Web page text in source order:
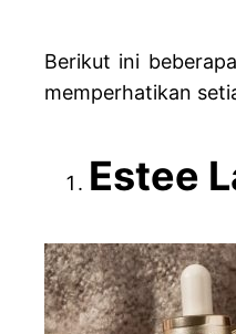
Berikut ini
memperhatikan
Estee